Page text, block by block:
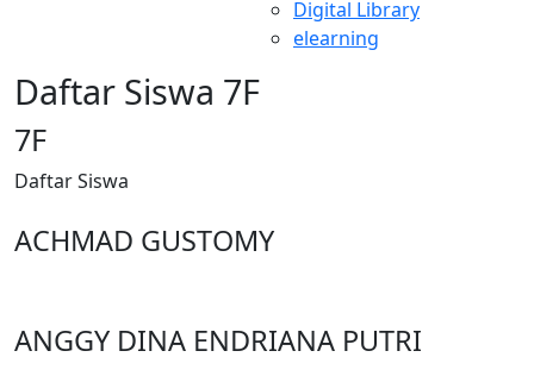
Digital Library
elearning
Daftar Siswa 7F
7F
DaftarSiswa
ACHMAD GUSTOMY
ANGGY DINA ENDRIANA PUTRI